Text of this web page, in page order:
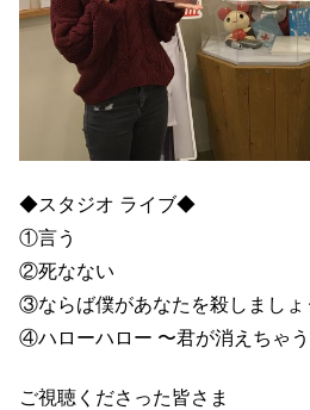
◆スタジオ ライブ◆
①言う
②死なない
③ならば僕があなたを殺しましょ
④ハローハロー 〜君が消えちゃ
ご視聴くださった皆さま